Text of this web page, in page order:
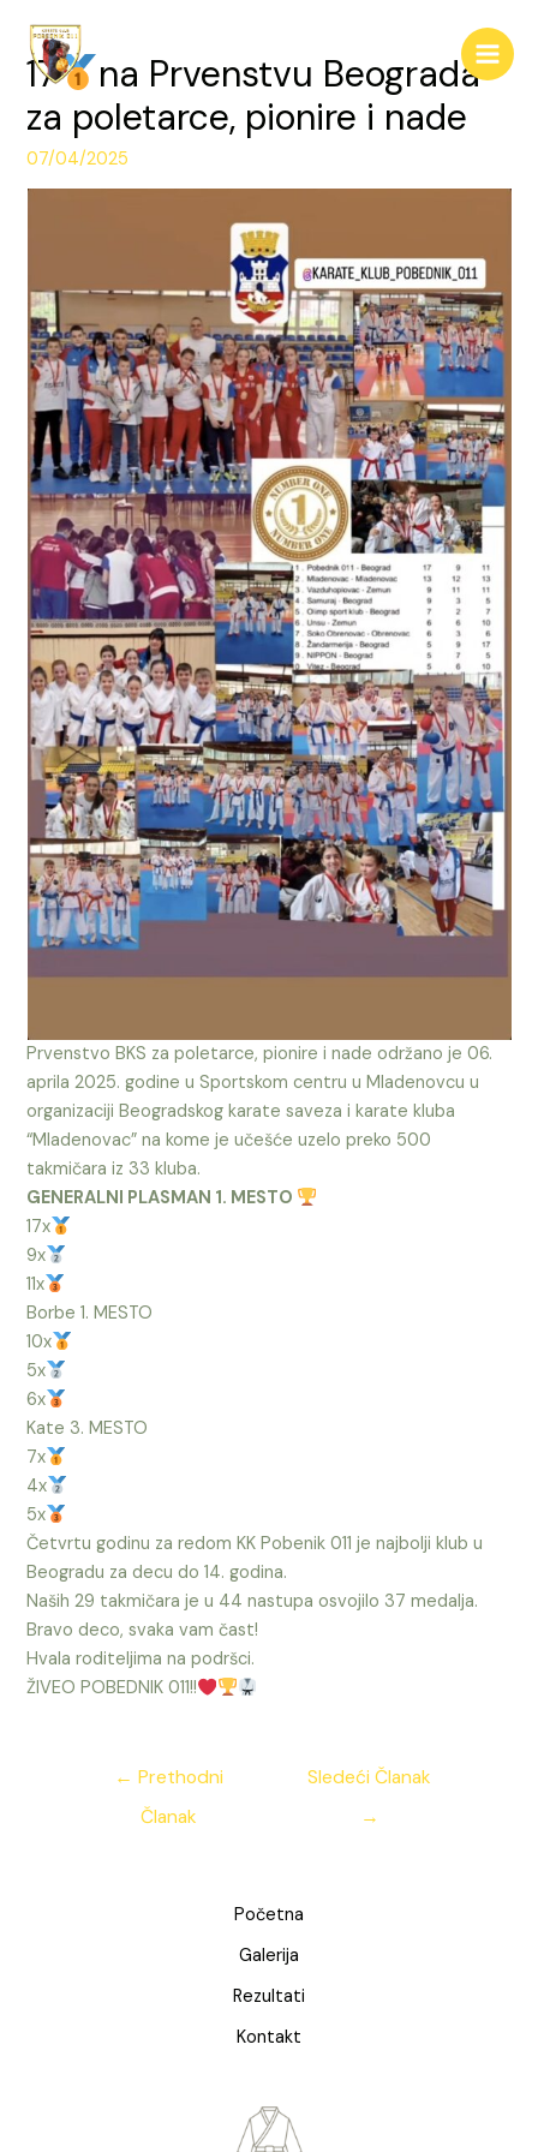
sadržaj
Main
17
na Prvenstvu Beograda
za poletarce, pionire i nade
07/04/2025
Prvenstvo BKS za poletarce, pionire i nade održano je 06.
aprila 2025. godine u Sportskom centru u Mladenovcu u
organizaciji Beogradskog karate saveza i karate kluba
“Mladenovac” na kome je učešće uzelo preko 500
takmičara iz 33 kluba.
GENERALNI PLASMAN 1. MESTO
17x
9x
11x
Borbe 1. MESTO
10x
5x
6x
Kate 3. MESTO
7x
4x
5x
Četvrtu godinu za redom KK Pobenik 011 je najbolji klub u
Beogradu za decu do 14. godina.
Naših 29 takmičara je u 44 nastupa osvojilo 37 medalja.
Bravo deco, svaka vam čast!
Hvala roditeljima na podršci.
ŽIVEO POBEDNIK 011!!
← Prethodni
Članak
Sledeći Članak
→
Početna
Galerija
Rezultati
Kontakt